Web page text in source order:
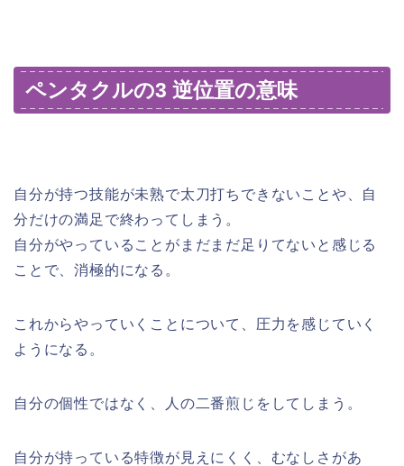
ペンタクルの3 逆位置の意味
自分が持つ技能が未熟で太刀打ちできないことや、自
分だけの満足で終わってしまう。
自分がやっていることがまだまだ足りてないと感じる
ことで、消極的になる。
これからやっていくことについて、圧力を感じていく
ようになる。
自分の個性ではなく、人の二番煎じをしてしまう。
自分が持っている特徴が見えにくく、むなしさがあ